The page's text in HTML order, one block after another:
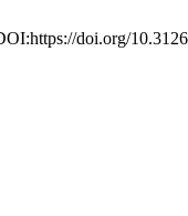
doi.org/